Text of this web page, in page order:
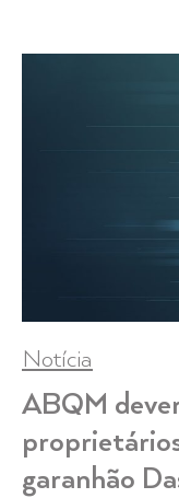
Notícia
ABQM
garanhão